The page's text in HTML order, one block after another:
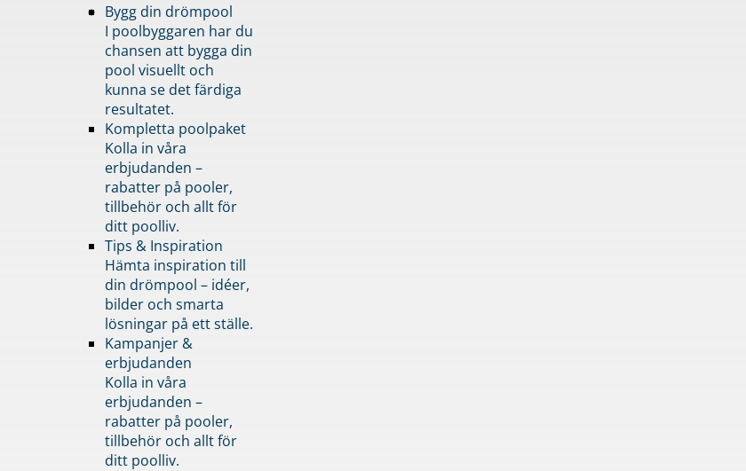
Bygg din drömpool
I poolbyggaren har du
chansen att bygga din
pool visuellt och
kunna se det färdiga
resultatet.
Kompletta poolpaket
Kolla in våra
erbjudanden –
rabatter på pooler,
tillbehör och allt för
ditt poolliv.
Tips & Inspiration
Hämta inspiration till
din drömpool – idéer,
bilder och smarta
lösningar på ett ställe.
Kampanjer &
erbjudanden
Kolla in våra
erbjudanden –
rabatter på pooler,
tillbehör och allt för
ditt poolliv.